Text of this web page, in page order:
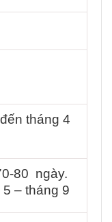
tháng 4
80 ngày.
– tháng 9